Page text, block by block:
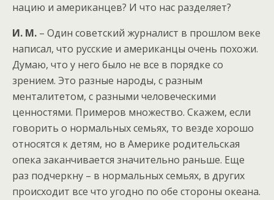
нацию и американцев? И что нас разделяет?
И. М. – Один советский журналист в прошлом веке
написал, что русские и американцы очень похожи.
Думаю, что у него было не все в порядке со
зрением. Это разные народы, с разным
менталитетом, с разными человеческими
ценностями. Примеров множество. Скажем, если
говорить о нормальных семьях, то везде хорошо
относятся к детям, но в Америке родительская
опека заканчивается значительно раньше. Еще
раз подчеркну – в нормальных семьях, в других
происходит все что угодно по обе стороны океана.